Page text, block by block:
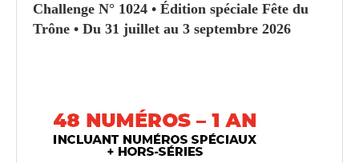
Challenge N° 1024 • Édition spéciale Fête du
Trône • Du 31 juillet au 3 septembre 2026